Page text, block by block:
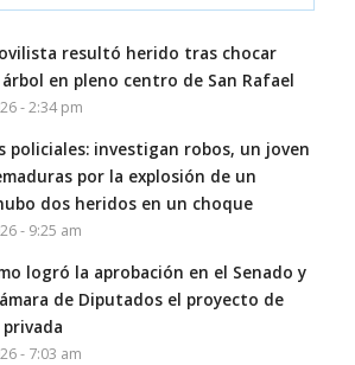
resultó herido tras chocar
en pleno centro de San Rafael
- 2:34 pm
policiales: investigan robos, un joven
por la explosión de un
dos heridos en un choque
- 9:25 am
logró la aprobación en el Senado y
de Diputados el proyecto de
- 7:03 am